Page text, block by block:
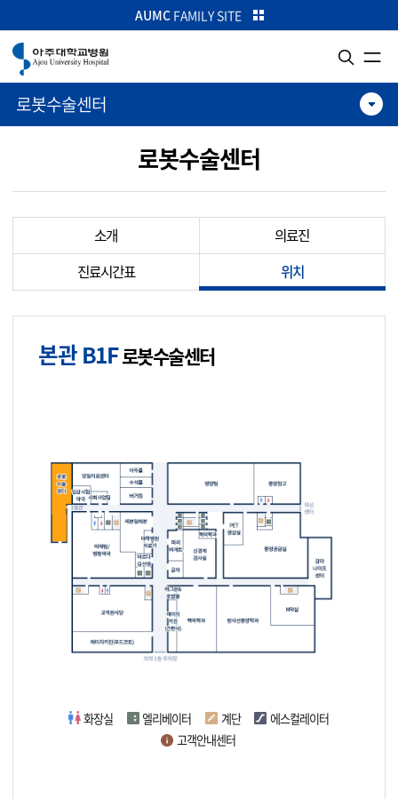
본문으로 가기
주메뉴로 가기
카피라이트로 가기
AUMCFAMILY SITE
로봇수술센터
로봇수술센터
소개
의료진
진료시간표
위치
본관 B1F로봇수술센터
화장실 엘리베이터 계단
에스컬레이터
고객안내센터